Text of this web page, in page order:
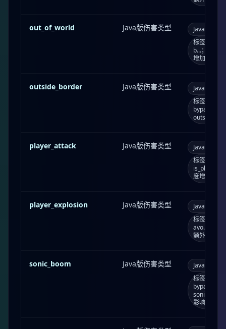
out_of_world Java版伤害类型 Java版
标签：
b...；死亡
增加：0.0
outside_border Java版伤害类型 Java版
标签：
player_attack Java版伤害类型 Java版
标签：
is_playe...
度增加：0.1
player_explosion Java版伤害类型 Java版
标签：
avo...；死
额外参数：
sonic_boom Java版伤害类型 Java版
标签：
影响